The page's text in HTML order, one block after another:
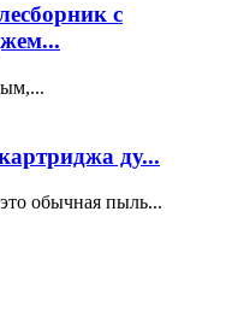
с
ду...
обычная пыль...